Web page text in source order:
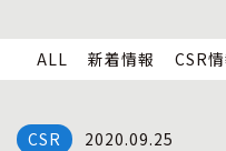
企業情報
全国事業所紹介
ALL 新着情報 CSR
2020.09.25